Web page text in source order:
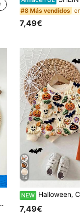
#8 Más vendidos
7,49€
24
NEW Halloween, Conjunto de Sudadera Holgada de Cuello Redondo y Pantalones Largos de Cintura Elástica para Bebé Niña, Estilo Casual Simple y Lindo con Textura,
7,49€